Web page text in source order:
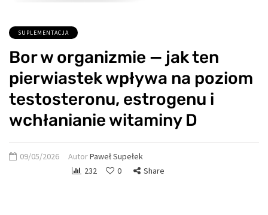
SUPLEMENTACJA
Bor w organizmie — jak ten
pierwiastek wpływa na poziom
testosteronu, estrogenu i
wchłanianie witaminy D
09/05/2026 AutorPaweł Supełek
232
0 Share